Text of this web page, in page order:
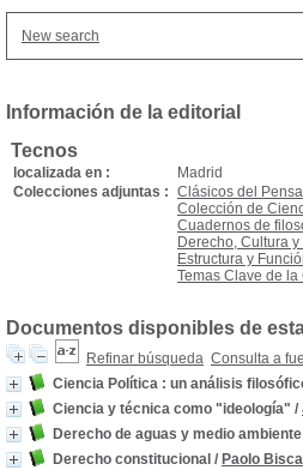
New search
Información de la editorial
Tecnos
localizada en :
Madrid
Colecciones adjuntas : Clásicos del
Colección de
Cuadernos de
Derecho, Cultura
Estructura y
Temas Clave de
Documentos disponibles de
Refinar búsqueda Consulta a
Ciencia Política : un análisis
Ciencia y técnica como "ideología" /
Derecho de aguas y medio ambiente
Derecho constitucional / Paolo